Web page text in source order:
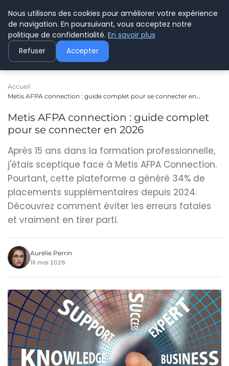
C PLUSPLUS
Accueil
Metis AFPA connection : guide complet pour se connecter en…
Metis AFPA connection : guide complet
pour se connecter en 2026
Après 15 ans dans la formation professionnelle,
j'étais sceptique face à Metis AFPA Connection.
Pourtant, cette plateforme a généré 34% de
placements supplémentaires depuis 2024.
Découvrez comment éviter les erreurs fatales
et vraiment en tirer parti.
Aurélie Perrin
18 mai 2026
Nous utilisons des cookies pour améliorer votre expérience
de navigation. En poursuivant, vous acceptez notre
politique de confidentialité. En savoir plus
Refuser Accepter